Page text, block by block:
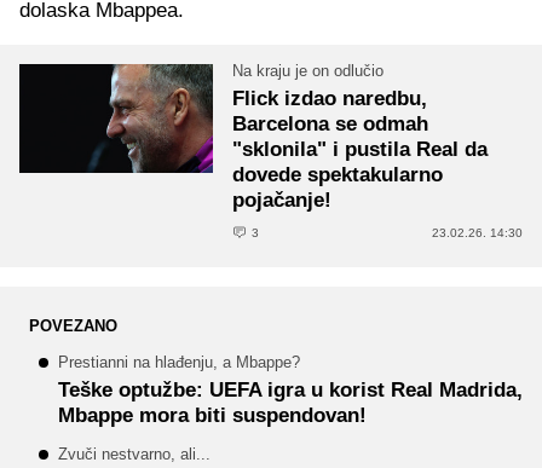
dolaska Mbappea.
Na kraju je on odlučio
Flick izdao naredbu,
Barcelona se odmah
"sklonila" i pustila Real da
dovede spektakularno
pojačanje!
3 23.02.26. 14:30
POVEZANO
Prestianni na hlađenju, a Mbappe?
Teške optužbe: UEFA igra u korist Real Madrida,
Mbappe mora biti suspendovan!
Zvuči nestvarno, ali...